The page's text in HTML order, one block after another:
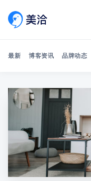
最新 博客资讯 品牌动态